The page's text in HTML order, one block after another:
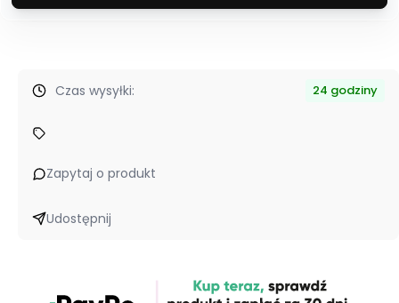
Czas wysyłki: 24 godziny
Zapytaj o produkt
Udostępnij